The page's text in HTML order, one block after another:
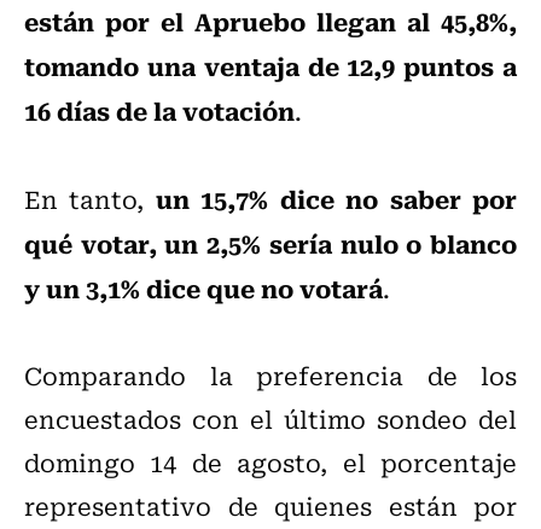
están por el Apruebo llegan al 45,8%,
tomando una ventaja de 12,9 puntos a
16 días de la votación.
En tanto, un 15,7% dice no saber por
qué votar, un 2,5% sería nulo o blanco
y un 3,1% dice que no votará.
Comparando la preferencia de los
encuestados con el último sondeo del
domingo 14 de agosto, el porcentaje
representativo de quienes están por